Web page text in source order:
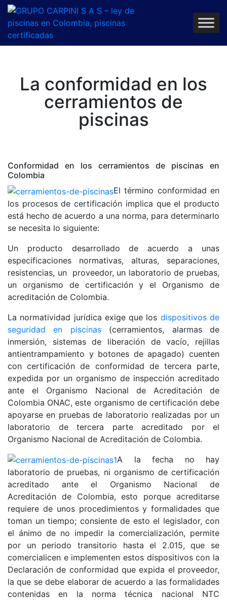
La conformidad en los
cerramientos de
piscinas
Conformidad en los cerramientos de piscinas en
Colombia
El término conformidad en
los procesos de certificación implica que el producto
está hecho de acuerdo a una norma, para determinarlo
se necesita lo siguiente:
Un producto desarrollado de acuerdo a unas
especificaciones normativas, alturas, separaciones,
resistencias, un proveedor, un laboratorio de pruebas,
un organismo de certificación y el Organismo de
acreditación de Colombia.
La normatividad jurídica exige que los dispositivos de
seguridad en piscinas(cerramientos, alarmas de
inmersión, sistemas de liberación de vacío, rejillas
antientrampamiento y botones de apagado) cuenten
con certificación de conformidad de tercera parte,
expedida por un organismo de inspección acreditado
ante el Organismo Nacional de Acreditación de
Colombia ONAC, este organismo de certificación debe
apoyarse en pruebas de laboratorio realizadas por un
laboratorio de tercera parte acreditado por el
Organismo Nacional de Acreditación de Colombia.
A la fecha no hay
laboratorio de pruebas, ni organismo de certificación
acreditado ante el Organismo Nacional de
Acreditación de Colombia, esto porque acreditarse
requiere de unos procedimientos y formalidades que
toman un tiempo; consiente de esto el legislador, con
el ánimo de no impedir la comercialización, permite
por un periodo transitorio hasta el 2.015, que se
comercialicen e implementen estos dispositivos con la
Declaración de conformidad que expida el proveedor,
la que se debe elaborar de acuerdo a las formalidades
contenidas en la norma técnica nacional NTC